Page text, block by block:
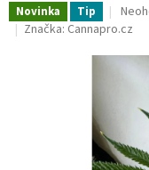
Novinka Tip
je
Značka: Cannapro.cz